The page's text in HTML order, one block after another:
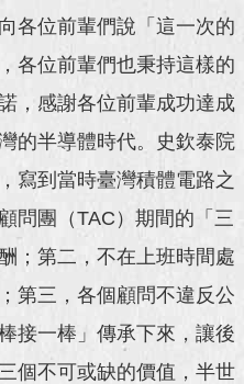
各位前輩們說「這一次的
各位前輩們也秉持這樣的
，感謝各位前輩成功達成
的半導體時代。史欽泰院
寫到當時臺灣積體電路之
問團（TAC）期間的「三
；第二，不在上班時間處
第三，各個顧問不違反公
接一棒」傳承下來，讓後
個不可或缺的價值，半世